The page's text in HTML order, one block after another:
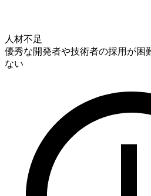
人材不足
優秀な開発者や技術者の採用が困
ない